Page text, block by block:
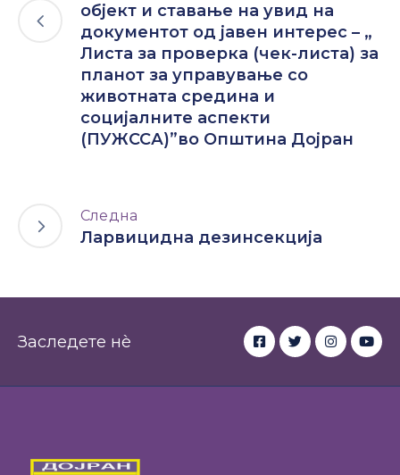
објект и ставање на увид на
документот од јавен интерес – „
Листа за проверка (чек-листа) за
планот за управување со
животната средина и
социјалните аспекти
(ПУЖССА)”во Општина Дојран
Следна
Ларвицидна дезинсекција
Заследете нè